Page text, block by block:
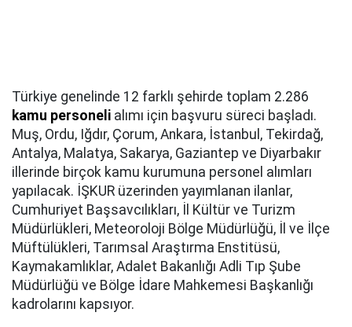
Türkiye genelinde 12 farklı şehirde toplam 2.286
kamu personeli alımı için başvuru süreci başladı.
Muş, Ordu, Iğdır, Çorum, Ankara, İstanbul, Tekirdağ,
Antalya, Malatya, Sakarya, Gaziantep ve Diyarbakır
illerinde birçok kamu kurumuna personel alımları
yapılacak. İŞKUR üzerinden yayımlanan ilanlar,
Cumhuriyet Başsavcılıkları, İl Kültür ve Turizm
Müdürlükleri, Meteoroloji Bölge Müdürlüğü, İl ve İlçe
Müftülükleri, Tarımsal Araştırma Enstitüsü,
Kaymakamlıklar, Adalet Bakanlığı Adli Tıp Şube
Müdürlüğü ve Bölge İdare Mahkemesi Başkanlığı
kadrolarını kapsıyor.